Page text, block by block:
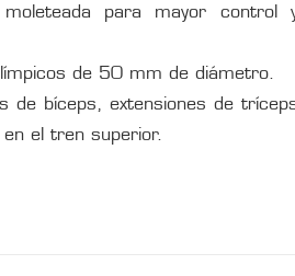
moleteada para mayor control
de 50 mm de diámetro.
de bíceps, extensiones de
el tren superior.